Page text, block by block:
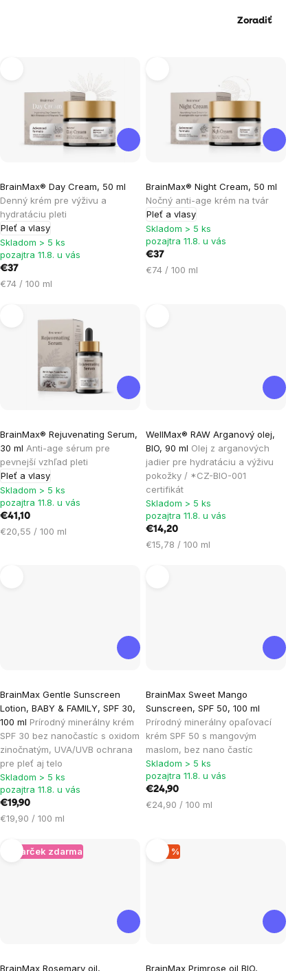
Zoradiť
produktov
BrainMax® Day Cream, 50 ml
Denný krém pre výživu a
hydratáciu pleti
Pleť a vlasy
Skladom > 5 ks
pozajtra 11.8. u vás
€37
Jednotková
€74 / 100 ml
BrainMax® Night Cream, 50 ml
Nočný anti-age krém na tvár
Pleť a vlasy
Skladom > 5 ks
pozajtra 11.8. u vás
€37
Jednotková
€74 / 100 ml
BrainMax® Rejuvenating Serum,
30 ml Anti-age sérum pre
pevnejší vzhľad pleti
Pleť a vlasy
Skladom > 5 ks
pozajtra 11.8. u vás
€41,10
Jednotková
€20,55 / 100 ml
WellMax® RAW Arganový olej,
BIO, 90 ml Olej z arganových
jadier pre hydratáciu a výživu
pokožky / *CZ-BIO-001
certifikát
hodnotenie
produktu
je
5,0
z
5
hviezdičiek.
Skladom > 5 ks
pozajtra 11.8. u vás
€14,20
Jednotková
€15,78 / 100 ml
BrainMax Gentle Sunscreen
Lotion, BABY & FAMILY, SPF 30,
100 ml Prírodný minerálny krém
SPF 30 bez nanočastíc s oxidom
zinočnatým, UVA/UVB ochrana
pre pleť aj telo
Skladom > 5 ks
pozajtra 11.8. u vás
€19,90
Jednotková
€19,90 / 100 ml
BrainMax Sweet Mango
Sunscreen, SPF 50, 100 ml
Prírodný minerálny opaľovací
krém SPF 50 s mangovým
maslom, bez nano častíc
hodnotenie
produktu
je
5,0
z
5
hviezdičiek.
Skladom > 5 ks
pozajtra 11.8. u vás
€24,90
Jednotková
€24,90 / 100 ml
+ Darček zdarma
BrainMax Rosemary oil,
–20 %
BrainMax Primrose oil BIO,